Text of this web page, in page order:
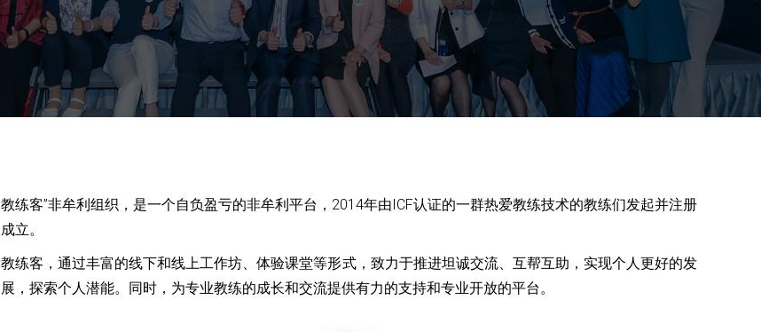
教练客”非牟利组织，是一个自负盈亏的非牟利平台，2014年由ICF认证的一群热爱教练技术的教练们发起并注册
成立。
教练客，通过丰富的线下和线上工作坊、体验课堂等形式，致力于推进坦诚交流、互帮互助，实现个人更好的发
展，探索个人潜能。同时，为专业教练的成长和交流提供有力的支持和专业开放的平台。